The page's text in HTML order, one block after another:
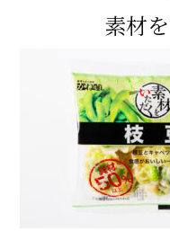
美
商
品
直
かね
素材